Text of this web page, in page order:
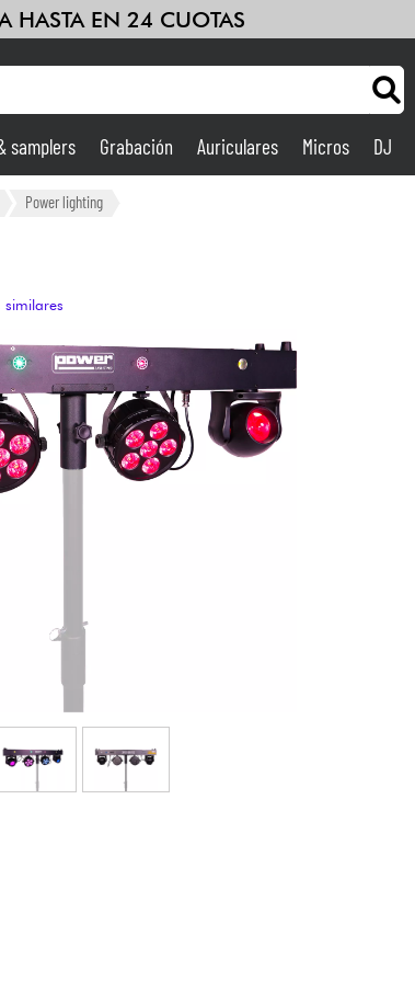
HASTA EN 24 CUOTAS
Ampli & Efectos
Batería y percusión
Niños
samplers Grabación Auriculares Micros DJ
Power lighting
similares